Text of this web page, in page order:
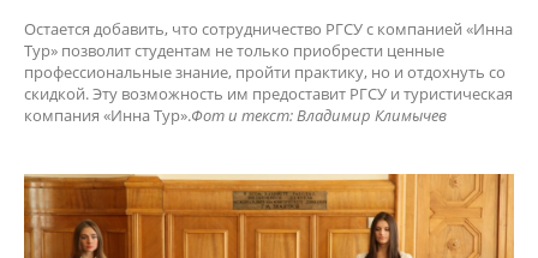
Остается добавить, что сотрудничество РГСУ с компанией «Инна
Тур» позволит студентам не только приобрести ценные
профессиональные знание, пройти практику, но и отдохнуть со
скидкой. Эту возможность им предоставит РГСУ и туристическая
компания «Инна Тур».Фот и текст: Владимир Климычев